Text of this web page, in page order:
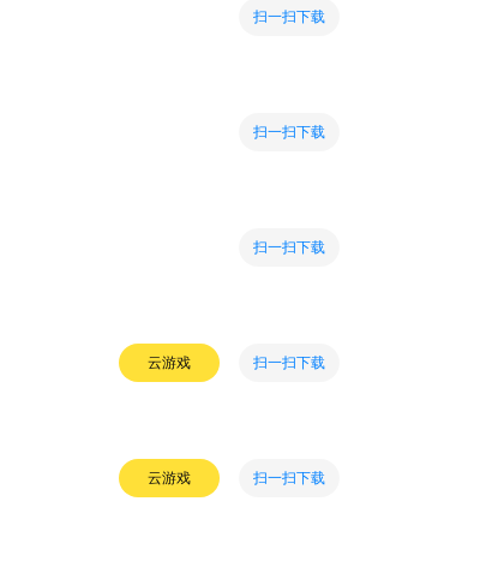
扫一扫下载
扫一扫下载
扫一扫下载
云游戏 扫一扫下载
云游戏 扫一扫下载